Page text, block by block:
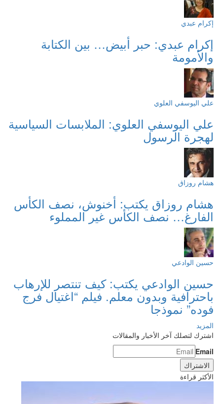
إكرام عبدي
إكرام عبدي: حبر أبيض… بين الكتابة
والأمومة
علي اليوسفي العلوي
علي اليوسفي العلوي: الملابسات السياسية
لهجرة الرسول
هشام روزاق
هشام روزاق يكتب: أخنوش، نصف الكأس
الفارغ… نصف الكأس غير المملوء
حسين الوادعي
حسين الوادعي يكتب: كيف تنتصر للإرهاب
باحترافية وبدون معلم. فيلم “اغتيال فرج
فوده” نموذجا
المزيد
اشترك لتصلك آخر الأخبار والمقالات
Email
الأكثر قراءة